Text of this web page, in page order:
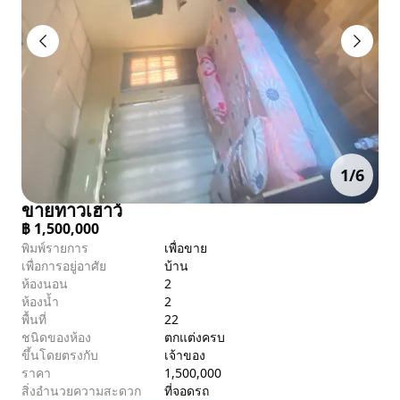
1/6
ขายทาวเฮาว์
฿ 1,500,000
พิมพ์รายการ
เพื่อขาย
เพื่อการอยู่อาศัย
บ้าน
ห้องนอน
2
ห้องน้ำ
2
พื้นที่
22
ชนิดของห้อง
ตกแต่งครบ
ขึ้นโดยตรงกับ
เจ้าของ
ราคา
1,500,000
สิ่งอำนวยความสะดวก
ที่จอดรถ